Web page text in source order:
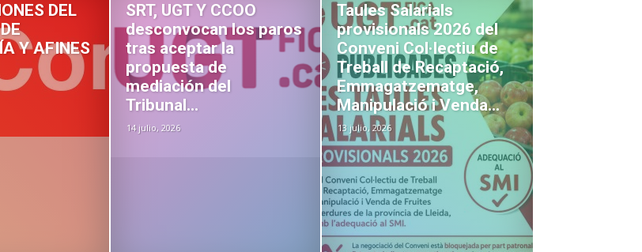
DEL
Y AFINES
SRT, UGT Y CCOO
desconvocan los paros
tras aceptar la
propuesta de
mediación del
Tribunal...
14 julio, 2026
Taules Salarials
provisionals 2026 del
Conveni Col·lectiu de
Treball de Recaptació,
Emmagatzematge,
Manipulació i Venda...
13 julio, 2026